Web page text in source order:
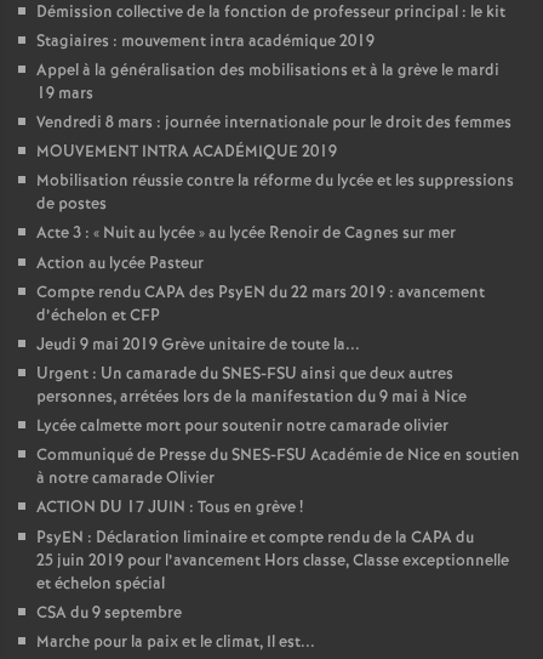
Démission collective de la fonction de professeur principal : le kit
Stagiaires : mouvement intra académique 2019
Appel à la généralisation des mobilisations et à la grève le mardi
19 mars
Vendredi 8 mars : journée internationale pour le droit des femmes
MOUVEMENT INTRA ACADÉMIQUE 2019
Mobilisation réussie contre la réforme du lycée et les suppressions
de postes
Acte 3 : « Nuit au lycée» au lycée Renoir de Cagnes sur mer
Action au lycée Pasteur
Compte rendu CAPA des PsyEN du 22 mars 2019 : avancement
d’échelon et CFP
Jeudi 9 mai 2019 Grève unitaire de toute la...
Urgent : Un camarade du SNES-FSU ainsi que deux autres
personnes, arrétées lors de la manifestation du 9 mai à Nice
Lycée calmette mort pour soutenir notre camarade olivier
Communiqué de Presse du SNES-FSU Académie de Nice en soutien
à notre camarade Olivier
ACTION DU 17 JUIN : Tous en grève!
PsyEN : Déclaration liminaire et compte rendu de la CAPA du
25 juin 2019 pour l’avancement Hors classe, Classe exceptionnelle
et échelon spécial
CSA du 9 septembre
Marche pour la paix et le climat, Il est...